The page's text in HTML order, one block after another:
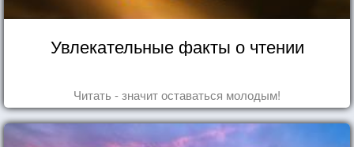
Увлекательные факты о чтении
Читать - значит оставаться молодым!